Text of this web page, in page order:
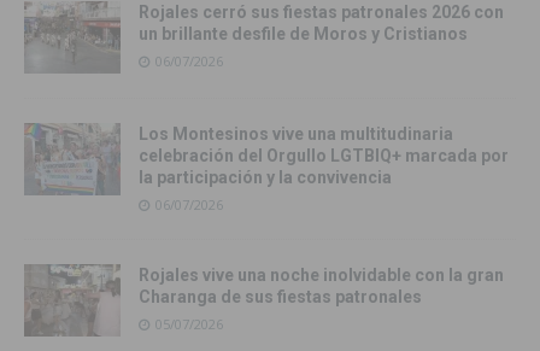
Rojales cerró sus fiestas patronales 2026 con
un brillante desfile de Moros y Cristianos
06/07/2026
Los Montesinos vive una multitudinaria
celebración del Orgullo LGTBIQ+ marcada por
la participación y la convivencia
06/07/2026
Rojales vive una noche inolvidable con la gran
Charanga de sus fiestas patronales
05/07/2026